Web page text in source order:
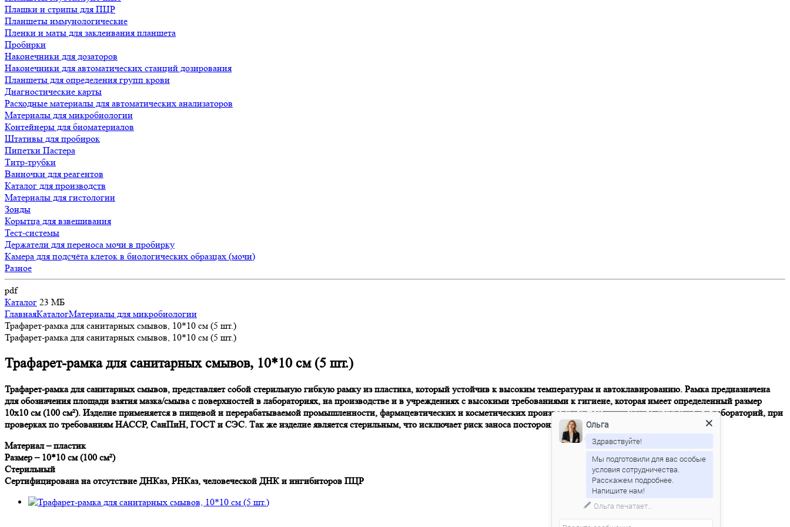
Плашки и стрипы для ПЦР
Планшеты иммунологические
Пленки и маты для заклеивания планшета
Пробирки
Наконечники для дозаторов
Наконечники для автоматических станций дозирования
Планшеты для определения групп крови
Диагностические карты
Расходные материалы для автоматических анализаторов
Материалы для микробиологии
Контейнеры для биоматериалов
Штативы для пробирок
Пипетки Пастера
Титр-трубки
Ванночки для реагентов
Каталог для производств
Материалы для гистологии
Зонды
Корытца для взвешивания
Тест-системы
Держатели для переноса мочи в пробирку
Камера для подсчёта клеток в биологических образцах (мочи)
Разное
pdf
Каталог 23 МБ
ГлавнаяКаталогМатериалы для микробиологии
Трафарет-рамка для санитарных смывов, 10*10 см (5 шт.)
Трафарет-рамка для санитарных смывов, 10*10 см (5 шт.)
Трафарет-рамка для санитарных смывов, 10*10 см (5 шт.)
Трафарет-рамка для санитарных смывов, представляет собой стерильную гибкую рамку из пластика, который устойчив к высоким температурам и автоклавированию. Рамка предназначена
для обозначения площади взятия мазка/смыва с поверхностей в лабораториях, на производстве и в учреждениях с высокими требованиями к гигиене, которая имеет определенный размер
10х10 см (100 см²). Изделие применяется в пищевой и перерабатываемой промышленности, фармацевтических и косметических производствах, медицинских учреждениях и лабораторий, при
проверках по требованиям НАССР, СанПиН, ГОСТ и СЭС. Так же изделие является стерильным, что исключает риск заноса посторонней микрофлоры при отборе пробы.
Материал – пластик
Размер – 10*10 см (100 см²)
Стерильный
Сертифицирована на отсутствие ДНКаз, РНКаз, человеческой ДНК и ингибиторов ПЦР
Ольга
Здравствуйте!
Мы подготовили для вас особые
условия сотрудничества.
Расскажем подробнее.
Ольга печатает...